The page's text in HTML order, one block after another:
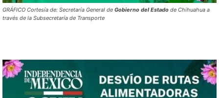
GRÁFICO Cortesía de: Secretaría General de Gobierno del Estado de Chihuahua a
través de la Subsecretaría de Transporte